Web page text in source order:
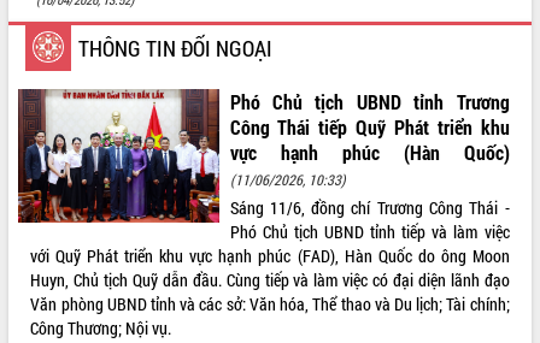
THÔNG TIN ĐỐI NGOẠI
Phó Chủ tịch UBND tỉnh Trương
Công Thái tiếp Quỹ Phát triển khu
vực hạnh phúc (Hàn Quốc)
(11/06/2026, 10:33)
Sáng 11/6, đồng chí Trương Công Thái -
Phó Chủ tịch UBND tỉnh tiếp và làm việc
với Quỹ Phát triển khu vực hạnh phúc (FAD), Hàn Quốc do ông Moon
Huyn, Chủ tịch Quỹ dẫn đầu. Cùng tiếp và làm việc có đại diện lãnh đạo
Văn phòng UBND tỉnh và các sở: Văn hóa, Thể thao và Du lịch; Tài chính;
Công Thương; Nội vụ.